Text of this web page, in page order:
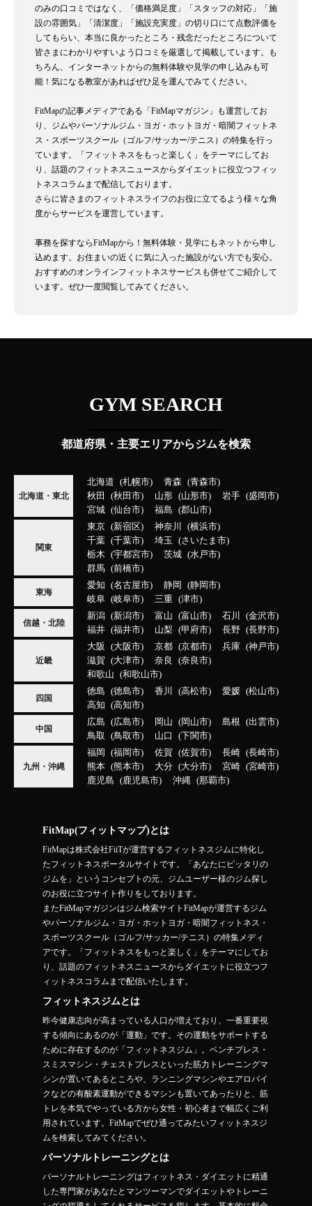
のみの口コミではなく、「価格満足度」「スタッフの対応」「施
設の雰囲気」「清潔度」「施設充実度」の切り口にて点数評価を
してもらい、本当に良かったところ・残念だったところについて
皆さまにわかりやすいよう口コミを厳選して掲載しています。も
ちろん、インターネットからの無料体験や見学の申し込みも可
能！気になる教室があればぜひ足を運んでみてください。
FitMapの記事メディアである「FitMapマガジン」も運営してお
り、ジムやパーソナルジム・ヨガ・ホットヨガ・暗闇フィットネ
ス・スポーツスクール（ゴルフ/サッカー/テニス）の特集を行っ
ています。「フィットネスをもっと楽しく」をテーマにしてお
り、話題のフィットネスニュースからダイエットに役立つフィッ
トネスコラムまで配信しております。
さらに皆さまのフィットネスライフのお役に立てるよう様々な角
度からサービスを運営しています。
事務を探すならFitMapから！無料体験・見学にもネットから申し
込めます。お住まいの近くに気に入った施設がない方でも安心。
おすすめのオンラインフィットネスサービスも併せてご紹介して
います。ぜひ一度閲覧してみてください。
GYM SEARCH
都道府県・主要エリアからジムを検索
北海道・東北
北海道 札幌市 青森
青森市
秋田
秋田市 山形 山形市 岩手
盛岡市
宮城
仙台市 福島 郡山市
関東
東京 新宿区 神奈川
横浜市
千葉
千葉市 埼玉
さいたま市
栃木
宇都宮市 茨城
水戸市
群馬
前橋市
東海
愛知 名古屋市 静岡
静岡市
岐阜
岐阜市 三重 津市
信越・北陸
新潟 新潟市 富山 富山市 石川
金沢市
福井
福井市 山梨 甲府市 長野 長野市
近畿
大阪 大阪市 京都 京都市 兵庫
神戸市
滋賀
大津市 奈良
奈良市
和歌山
和歌山市
四国
徳島 徳島市 香川 高松市 愛媛
松山市
高知
高知市
中国
広島 広島市 岡山 岡山市 島根
出雲市
鳥取
鳥取市 山口 下関市
九州・沖縄
福岡 福岡市 佐賀 佐賀市 長崎
長崎市
熊本
熊本市 大分 大分市 宮崎
宮崎市
鹿児島
鹿児島市 沖縄 那覇市
FitMap(フィットマップ)とは
FitMapは株式会社FiiTが運営するフィットネスジムに特化し
たフィットネスポータルサイトです。「あなたにピッタリの
ジムを」というコンセプトの元、ジムユーザー様のジム探し
のお役に立つサイト作りをしております。
またFitMapマガジンはジム検索サイトFitMapが運営するジム
やパーソナルジム・ヨガ・ホットヨガ・暗闇フィットネス・
スポーツスクール（ゴルフ/サッカー/テニス）の特集メディ
アです。「フィットネスをもっと楽しく」をテーマにしてお
り、話題のフィットネスニュースからダイエットに役立つフ
ィットネスコラムまで配信いたします。
フィットネスジムとは
昨今健康志向が高まっている人口が増えており、一番重要視
する傾向にあるのが「運動」です。その運動をサポートする
ために存在するのが「フィットネスジム」。ベンチプレス・
スミスマシン・チェストプレスといった筋力トレーニングマ
シンが置いてあるところや、ランニングマシンやエアロバイ
クなどの有酸素運動ができるマシンも置いてあったりと、筋
トレを本気でやっている方から女性・初心者まで幅広くご利
用されています。FitMapでぜひ通ってみたいフィットネスジ
ムを検索してみてください。
パーソナルトレーニングとは
パーソナルトレーニングはフィットネス・ダイエットに精通
した専門家があなたとマンツーマンでダイエットやトレーニ